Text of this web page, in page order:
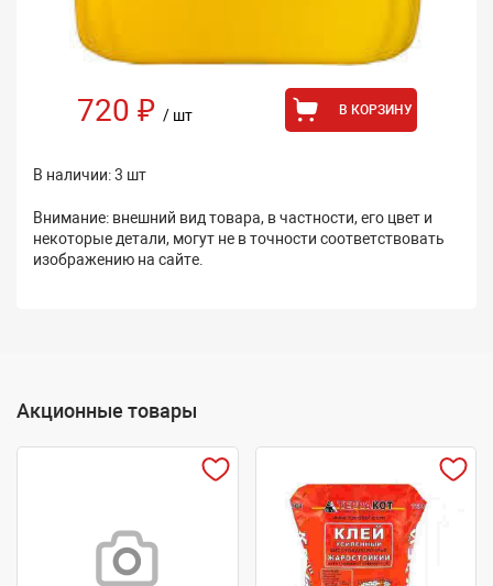
720 ₽ / шт В КОРЗИНУ
В наличии: 3 шт
Внимание: внешний вид товара, в частности, его цвет и
некоторые детали, могут не в точности соответствовать
изображению на сайте.
Акционные товары